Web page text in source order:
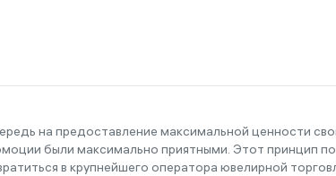
на предоставление максимальной ценности
были максимально приятными. Этот принцип
в крупнейшего оператора ювелирной